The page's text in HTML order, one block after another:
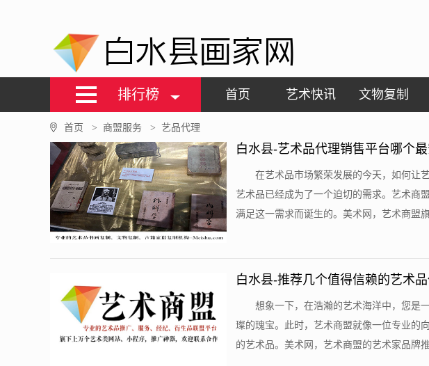
白水县画家网
排行榜 首页 艺术快讯 文物复制
首页 > 商盟服务 > 艺品代理
白水县-艺术品代理销售平台哪个最
在艺术品市场繁荣发展的今天，如何让
艺术品已经成为了一个迫切的需求。艺术商
满足这一需求而诞生的。美术网，艺术商盟
白水县-推荐几个值得信赖的艺术
想象一下，在浩瀚的艺术海洋中，您是
璨的瑰宝。此时，艺术商盟就像一位专业的
的艺术品。美术网，艺术商盟的艺术家品牌